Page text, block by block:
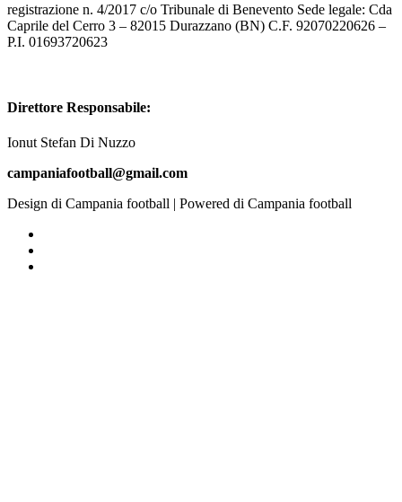
registrazione n. 4/2017 c/o Tribunale di Benevento Sede legale: Cda
Caprile del Cerro 3 – 82015 Durazzano (BN) C.F. 92070220626 –
P.I. 01693720623
Direttore Responsabile:
Ionut Stefan Di Nuzzo
campaniafootball@gmail.com
Design di Campania football | Powered di Campania football